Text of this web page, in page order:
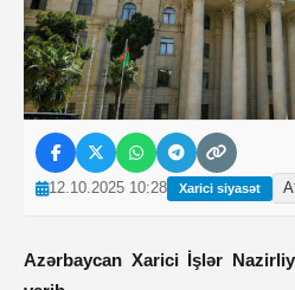
12.10.2025 10:28 Xarici siyasət A
Azərbaycan Xarici İşlər